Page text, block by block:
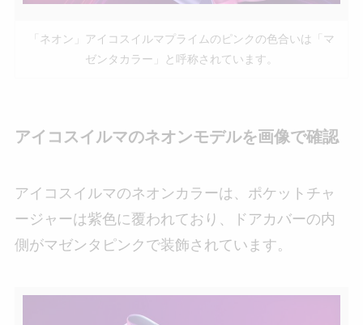
「ネオン」アイコスイルマプライムのピンクの色合いは「マ
ゼンタカラー」と呼称されています。
アイコスイルマのネオンモデルを画像で確認
アイコスイルマのネオンカラーは、ポケットチャ
ージャーは紫色に覆われており、ドアカバーの内
側がマゼンタピンクで装飾されています。